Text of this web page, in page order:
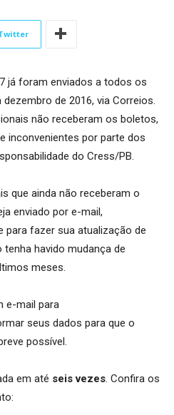
já foram enviados a todos os
de 2016, via Correios.
não receberam os boletos,
inconvenientes por parte dos
do Cress/PB.
que ainda não receberam o
enviado por e-mail,
para fazer sua atualização de
havido mudança de
meses.
e-mail para
seus dados para que o
possível.
em até seis vezes. Confira os